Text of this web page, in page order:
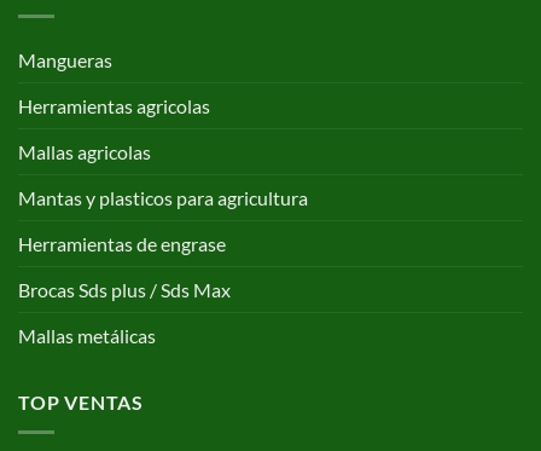
Mangueras
Herramientas agricolas
Mallas agricolas
Mantas y plasticos para agricultura
Herramientas de engrase
Brocas Sds plus / Sds Max
Mallas metálicas
TOP VENTAS